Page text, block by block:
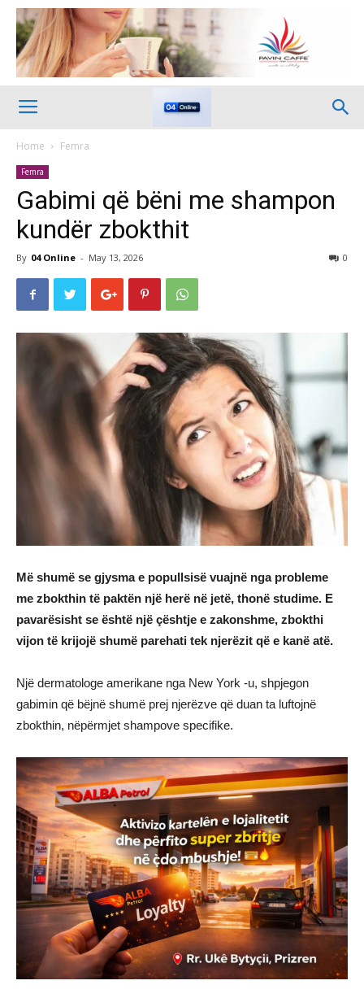
Home Femra
Femra
Gabimi që bëni me shampon
kundër zbokthit
By 04 Online - May 13, 2026 0
Më shumë se gjysma e popullsisë vuajnë nga probleme
me zbokthin të paktën një herë në jetë, thonë studime. E
pavarësisht se është një çështje e zakonshme, zbokthi
vijon të krijojë shumë parehati tek njerëzit që e kanë atë.
Një dermatologe amerikane nga New York -u, shpjegon
gabimin që bëjnë shumë prej njerëzve që duan ta luftojnë
zbokthin, nëpërmjet shampove specifike.